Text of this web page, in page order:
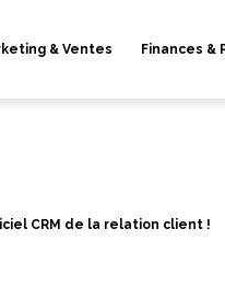
& Ventes Finances &
CRM de la relation client !